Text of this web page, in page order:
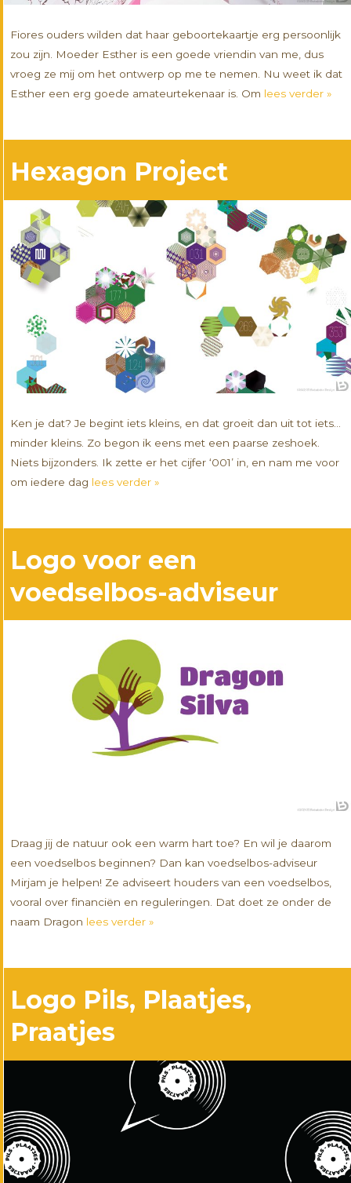
Fiores ouders wilden dat haar geboortekaartje erg persoonlijk
zou zijn. Moeder Esther is een goede vriendin van me, dus
vroeg ze mij om het ontwerp op me te nemen. Nu weet ik dat
Esther een erg goede amateurtekenaar is. Om lees verder »
Hexagon Project
Ken je dat? Je begint iets kleins, en dat groeit dan uit tot iets…
minder kleins. Zo begon ik eens met een paarse zeshoek.
Niets bijzonders. Ik zette er het cijfer ‘001’ in, en nam me voor
om iedere dag lees verder »
Logo voor een
voedselbos-adviseur
Draag jij de natuur ook een warm hart toe? En wil je daarom
een voedselbos beginnen? Dan kan voedselbos-adviseur
Mirjam je helpen! Ze adviseert houders van een voedselbos,
vooral over financiën en reguleringen. Dat doet ze onder de
naam Dragon lees verder »
Logo Pils, Plaatjes,
Praatjes